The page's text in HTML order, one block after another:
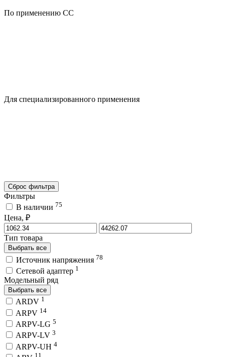
По применению CC
Для специализированного применения
Сброс фильтра
Фильтры
В наличии 75
Цена, ₽
Тип товара
Выбрать все
Источник напряжения 78
Сетевой адаптер 1
Модельный ряд
Выбрать все
ARDV 1
ARPV 14
ARPV-LG 5
ARPV-LV 3
ARPV-UH 4
11